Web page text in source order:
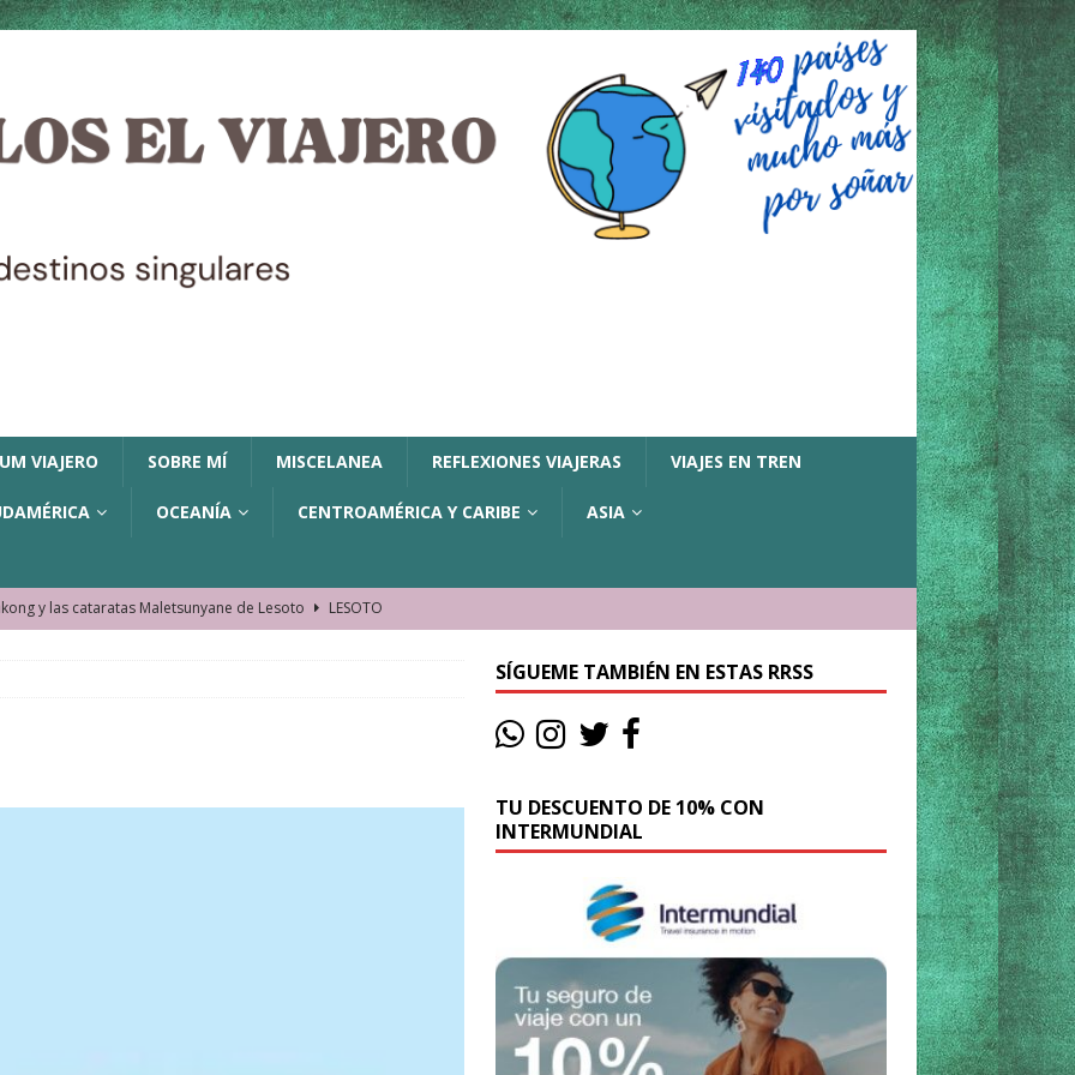
VIAJERO SOBRE MÍ MISCELANEA REFLEXIONES VIAJERAS VIAJES EN TREN
OCEANÍA CENTROAMÉRICA Y CARIBE ASIA
y las cataratas Maletsunyane de Lesoto
LESOTO
La historia de la misteriosa avioneta de la playa
JAMAICA
SÍGUEME TAMBIÉN EN ESTAS RRSS
TU DESCUENTO DE 10% CON
INTERMUNDIAL